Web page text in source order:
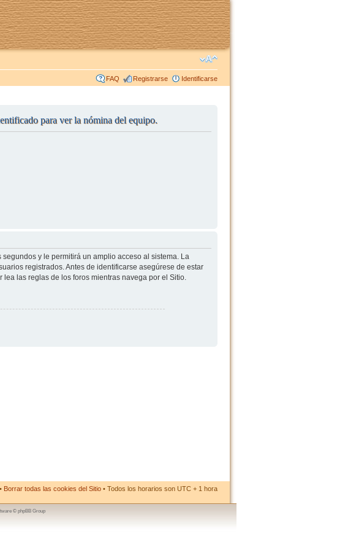
FAQ Registrarse Identificarse
para ver la nómina del equipo.
y le permitirá un amplio acceso al sistema. La
registrados. Antes de identificarse asegúrese de estar
las reglas de los foros mientras navega por el Sitio.
• Borrar todas las cookies del Sitio • Todos los horarios son UTC + 1 hora
© phpBB Group